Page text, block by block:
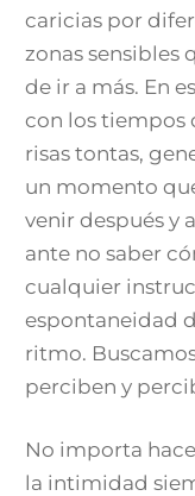
caricias por
zonas sensibles
de ir a más. En
con los tiempos
risas tontas,
un momento
venir después y
ante no saber
cualquier
espontaneidad
ritmo.
perciben y
No importa
la intimidad